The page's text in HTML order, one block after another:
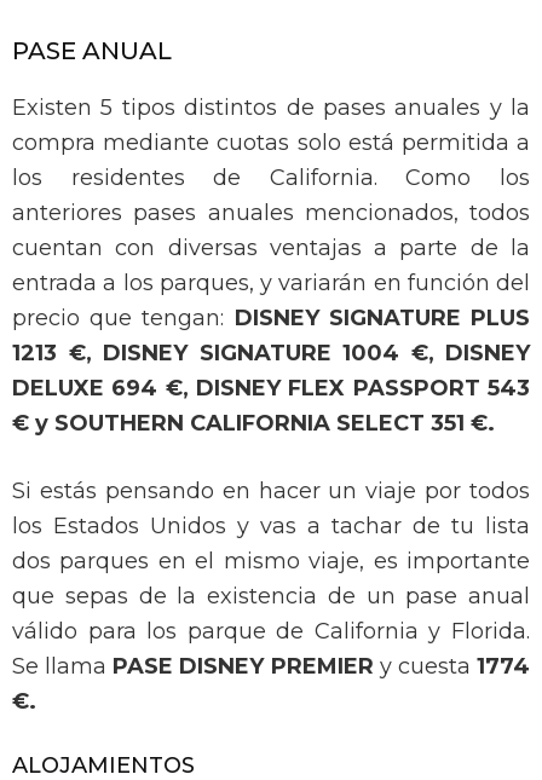
PASE ANUAL
Existen 5 tipos distintos de pases anuales y la
compra mediante cuotas solo está permitida a
los residentes de California. Como los
anteriores pases anuales mencionados, todos
cuentan con diversas ventajas a parte de la
entrada a los parques, y variarán en función del
precio que tengan: DISNEY SIGNATURE PLUS
1213 €, DISNEY SIGNATURE 1004 €, DISNEY
DELUXE 694 €, DISNEY FLEX PASSPORT 543
€ y SOUTHERN CALIFORNIA SELECT 351 €.
Si estás pensando en hacer un viaje por todos
los Estados Unidos y vas a tachar de tu lista
dos parques en el mismo viaje, es importante
que sepas de la existencia de un pase anual
válido para los parque de California y Florida.
Se llama PASE DISNEY PREMIER y cuesta1774
€.
ALOJAMIENTOS